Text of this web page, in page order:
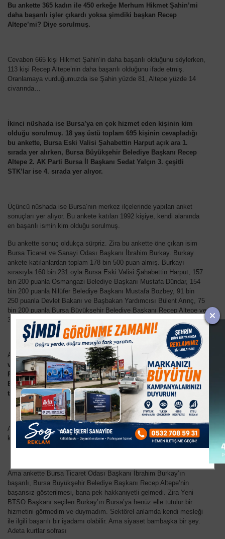
Bu ankette 365 kadın ile 450 erkeğe Merhum Hikmet Şahin’mi
daha başarılı işler çıkardı yoksa şimdiki başkan Recep
Altepe’mi? Diye sorulmuş.
Cevaben 665 kişi Hikmet Şahin’in daha başarılı olduğunu söylerken,
113 kişi Recep Altepe’nin daha başarılı olduğunu ifade etmiş.
Oranlamaya vurduğumuzda ise Şahin yüzde 81, Altepe yüzde 14
civarında…
İkinci nüshada ise Bursa’ya en çok hizmet eden kişinin kim
olduğu sorulmuş. 18 yaş üstü toplam 695 kişinin cevapladığı
bu ankette, Bursa Eski Valisi Şahabettin Harput açık ara 1.
sırada yer alırken, Bursa Büyükşehir Belediye Başkanı Recep
Altepe 2. AK Parti Bursa İl Başkanı Sedat Yalçın 3. çeşitli
STK’lar ise 4. sırada yer alıyor.
Üçüncü nüshada ise Bursa’nın merkez ilçelerinde yapılan anket
sonuçları yer alıyor. Bu ankete katılan 1992 kişiye, kendi alanında
en başarılı ismin kim olduğu sorulmuş.
Bu ankette sonuç oldukça sürpriz. Zira bu ankette öne çıkan isim
Bursa Ticaret ve Sanayi Odası Başkanı İbrahim Burkay. Burkay
ankete katılanlardan toplam 178 bin 500 puan almış. Burkayı
sırasıyla 160 bin 231 oyla Bursa Eski Valisi Şahabettin Harput, 157
bin 200 puanla Osmangazi Belediye Başkanı Mustafa Dündar, 154
bin 200 puanla Nilüfer Belediye Başkanı Mustafa Bozbey, 91 bin
250 puanla Devlet Bakanı ve Başbakan Yardımcısı Bülent Arınç, 75
bin 200 puanla Bursa Büyükşehir Belediye Başkanı Recep Altepe ve
35 bin 200 puanla AK Parti Bursa İl başkanı Sedat Yalçın izliyor.
Anket sonuçlarının altına da şöyle bir not düşülmüş.
Bursa Ticaret
ve Sanayi Odası yönetiminde meclis başkanı Sayın İlhan
Parseker karşısında büyük başarı kazanan İbrahim Burkay,
Bursa’da her kesimden deneklerin takdirini almış olduğuna
tanık olduk.
Açıkçası bu anketin ne amaçla ve kimin adına yaptırıldığı
konusunda sağlıklı bir fikir yürütemedim.
Ama ankette Bursa Ticaret Odası Başkanı İbrahim Burkay’ın
başarılı, Bursa Büyükşehir Belediye Başkanı Recep Altepe’nin
başarısız gösterilmesi, bana pek hakkaniyetli gelmedi. Zira Yeni
BTSO Başkanı seçilen Burkay’ın Bursa’ya henüz elle tutulur bir
hizmetini görmedim ve duymadım. Sektörel anlamda kendi mesleği
ile ilgili başarılı bir işadamı olabilir. Ama siyaset bambaşka bir şey.
Adeta kurtlar sofrası